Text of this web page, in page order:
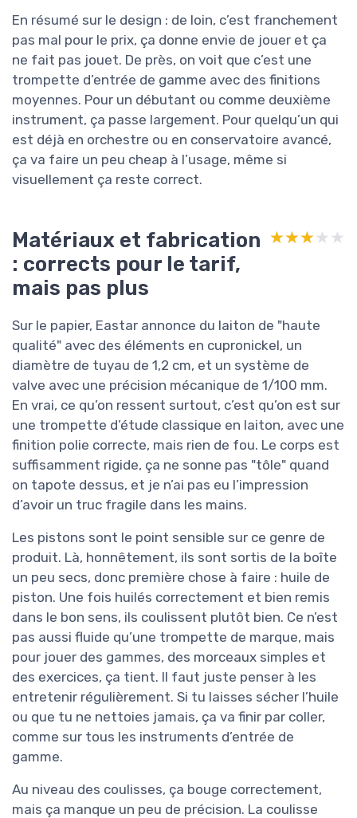
En résumé sur le design : de loin, c’est franchement
pas mal pour le prix, ça donne envie de jouer et ça
ne fait pas jouet. De près, on voit que c’est une
trompette d’entrée de gamme avec des finitions
moyennes. Pour un débutant ou comme deuxième
instrument, ça passe largement. Pour quelqu’un qui
est déjà en orchestre ou en conservatoire avancé,
ça va faire un peu cheap à l’usage, même si
visuellement ça reste correct.
Matériaux et fabrication
: corrects pour le tarif,
mais pas plus
★★★★★
★★★★★
Sur le papier, Eastar annonce du laiton de "haute
qualité" avec des éléments en cupronickel, un
diamètre de tuyau de 1,2 cm, et un système de
valve avec une précision mécanique de 1/100 mm.
En vrai, ce qu’on ressent surtout, c’est qu’on est sur
une trompette d’étude classique en laiton, avec une
finition polie correcte, mais rien de fou. Le corps est
suffisamment rigide, ça ne sonne pas "tôle" quand
on tapote dessus, et je n’ai pas eu l’impression
d’avoir un truc fragile dans les mains.
Les pistons sont le point sensible sur ce genre de
produit. Là, honnêtement, ils sont sortis de la boîte
un peu secs, donc première chose à faire : huile de
piston. Une fois huilés correctement et bien remis
dans le bon sens, ils coulissent plutôt bien. Ce n’est
pas aussi fluide qu’une trompette de marque, mais
pour jouer des gammes, des morceaux simples et
des exercices, ça tient. Il faut juste penser à les
entretenir régulièrement. Si tu laisses sécher l’huile
ou que tu ne nettoies jamais, ça va finir par coller,
comme sur tous les instruments d’entrée de
gamme.
Au niveau des coulisses, ça bouge correctement,
mais ça manque un peu de précision. La coulisse